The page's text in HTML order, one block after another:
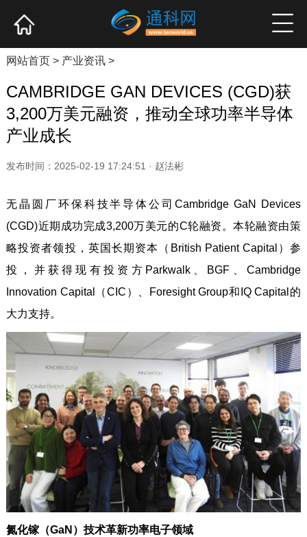
产业资讯 企业新品 高端访谈
网站首页> 产业资讯>
CAMBRIDGE GAN DEVICES (CGD)获
3,200万美元融资，推动全球功率半导体
产业成长
发布时间：2025-02-19 17:24:51 · 赵法彬
无晶圆厂环保科技半导体公司Cambridge GaN Devices
(CGD)近期成功完成3,200万美元的C轮融资。本轮融资由策
略投资者领投，英国长期资本（British Patient Capital）参
投，并获得现有投资方Parkwalk、BGF、Cambridge
Innovation Capital（CIC）、Foresight Group和IQ Capital的
大力支持。
氮化镓（GaN）技术革新功率电子领域